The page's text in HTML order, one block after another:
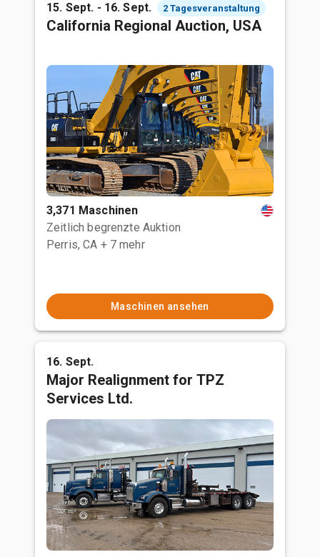
15. Sept. - 16. Sept. 2 Tagesveranstaltung
California Regional Auction, USA
3,371 Maschinen
Zeitlich begrenzte Auktion
Perris, CA + 7 mehr
Maschinen ansehen
16. Sept.
Major Realignment for TPZ
Services Ltd.